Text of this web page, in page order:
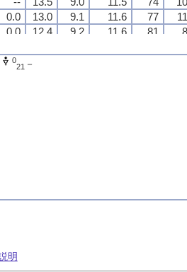
0.0 13.0 9.1 11.6 77
0.0 12.4 9.2 11.6 81
4.0
0.0 13.0 9.1 11.6 77
0.0 12.4 9.2 11.6 81
4.0
0.0 13.0 9.1 11.6 77
0.0 12.4 9.2 11.6 81
4.0
0.0 13.0 9.1 11.6 77
0.0 12.4 9.2 11.6 81
4.0
0
21 －
明